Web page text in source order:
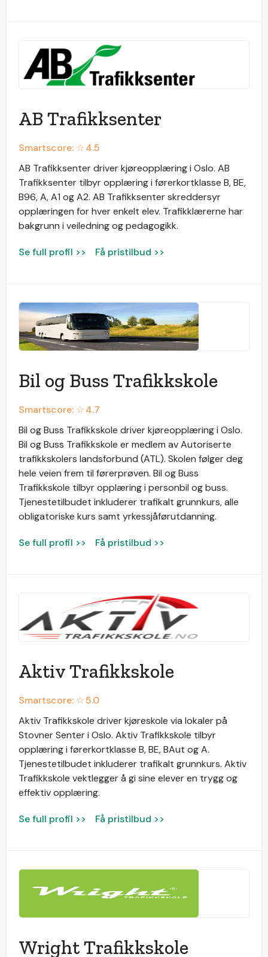
AB Trafikksenter
Smartscore: ☆4.5
AB Trafikksenter driver kjøreopplæring i Oslo. AB
Trafikksenter tilbyr opplæring i førerkortklasse B, BE,
B96, A, A1 og A2. AB Trafikksenter skreddersyr
opplæringen for hver enkelt elev. Trafikklærerne har
bakgrunn i veiledning og pedagogikk.
Se full profil >> Få pristilbud >>
Bil og Buss Trafikkskole
Smartscore: ☆4.7
Bil og Buss Trafikkskole driver kjøreopplæring i Oslo.
Bil og Buss Trafikkskole er medlem av Autoriserte
trafikkskolers landsforbund (ATL). Skolen følger deg
hele veien frem til førerprøven. Bil og Buss
Trafikkskole tilbyr opplæring i personbil og buss.
Tjenestetilbudet inkluderer trafikalt grunnkurs, alle
obligatoriske kurs samt yrkessjåførutdanning.
Se full profil >> Få pristilbud >>
Aktiv Trafikkskole
Smartscore: ☆5.0
Aktiv Trafikkskole driver kjøreskole via lokaler på
Stovner Senter i Oslo. Aktiv Trafikkskole tilbyr
opplæring i førerkortklasse B, BE, BAut og A.
Tjenestetilbudet inkluderer trafikalt grunnkurs. Aktiv
Trafikkskole vektlegger å gi sine elever en trygg og
effektiv opplæring.
Se full profil >> Få pristilbud >>
Wright Trafikkskole